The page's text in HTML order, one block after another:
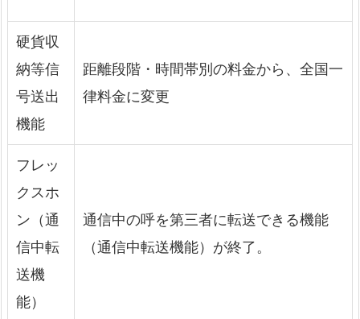
硬貨収
納等信
号送出
機能
距離段階・時間帯別の料金から、全国一
律料金に変更
フレッ
クスホ
ン（通
信中転
送機
能）
通信中の呼を第三者に転送できる機能
（通信中転送機能）が終了。